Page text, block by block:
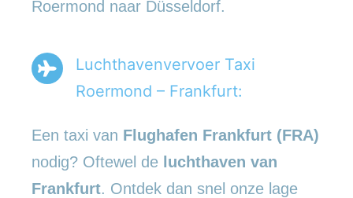
Roermond naar Düsseldorf.
Luchthavenvervoer Taxi
Roermond – Frankfurt:
Een taxi van Flughafen Frankfurt (FRA)
nodig? Oftewel de luchthaven van
Frankfurt. Ontdek dan snel onze lage